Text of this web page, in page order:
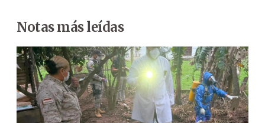
Notas más leídas